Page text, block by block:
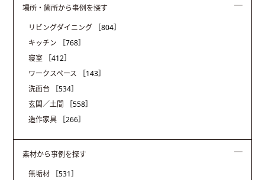
場所・箇所から事例を探す
リビングダイニング
［804］
キッチン
［768］
寝室
［412］
ワークスペース
［143］
洗面台
［534］
玄関／土間
［558］
造作家具
［266］
素材から事例を探す
無垢材
［531］